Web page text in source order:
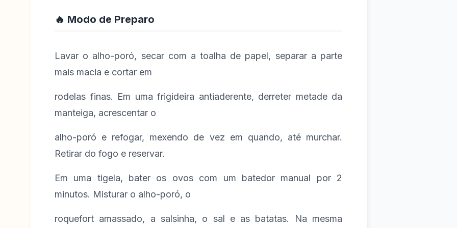
🔥 Modo de Preparo
Lavar o alho-poró, secar com a toalha de papel, separar a parte
mais macia e cortar em
rodelas finas. Em uma frigideira antiaderente, derreter metade da
manteiga, acrescentar o
alho-poró e refogar, mexendo de vez em quando, até murchar.
Retirar do fogo e reservar.
Em uma tigela, bater os ovos com um batedor manual por 2
minutos. Misturar o alho-poró, o
roquefort amassado, a salsinha, o sal e as batatas. Na mesma